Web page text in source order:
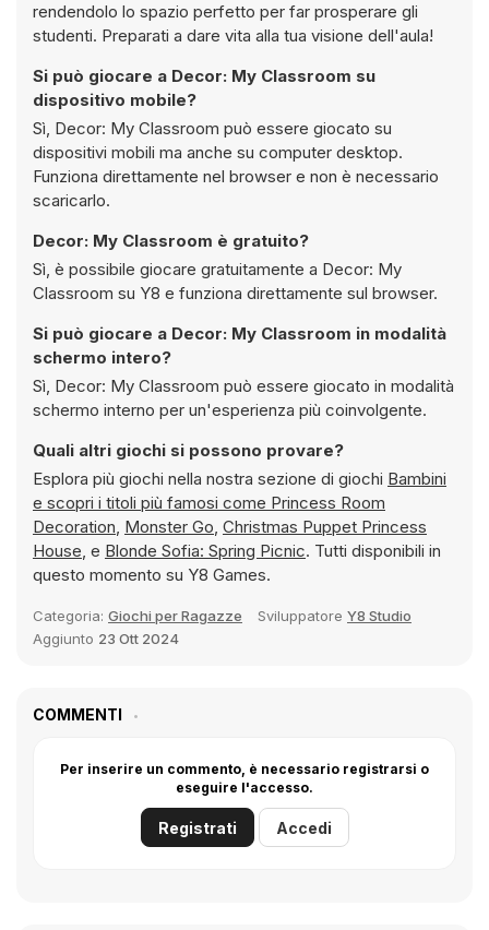
rendendolo lo spazio perfetto per far prosperare gli
studenti. Preparati a dare vita alla tua visione dell'aula!
Si può giocare a Decor: My Classroom su
dispositivo mobile?
Sì, Decor: My Classroom può essere giocato su
dispositivi mobili ma anche su computer desktop.
Funziona direttamente nel browser e non è necessario
scaricarlo.
Decor: My Classroom è gratuito?
Sì, è possibile giocare gratuitamente a Decor: My
Classroom su Y8 e funziona direttamente sul browser.
Si può giocare a Decor: My Classroom in modalità
schermo intero?
Sì, Decor: My Classroom può essere giocato in modalità
schermo interno per un'esperienza più coinvolgente.
Quali altri giochi si possono provare?
Esplora più giochi nella nostra sezione di giochi Bambini
e scopri i titoli più famosi come Princess Room
Decoration, Monster Go, Christmas Puppet Princess
House, e Blonde Sofia: Spring Picnic. Tutti disponibili in
questo momento su Y8 Games.
Categoria: Giochi per Ragazze Sviluppatore Y8 Studio
Aggiunto 23 Ott 2024
COMMENTI
Per inserire un commento, è necessario registrarsi o
eseguire l'accesso.
Registrati Accedi